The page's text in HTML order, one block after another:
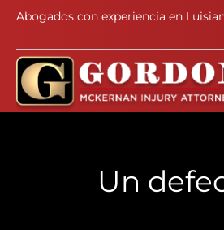
Abogados con experiencia en
Un